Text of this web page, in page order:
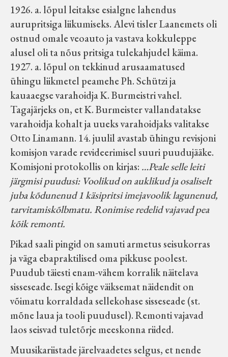
1926. a. lõpul leitakse esialgne lahendus
aurupritsiga liikumiseks. Alevi tisler Laanemets oli
ostnud omale veoauto ja vastava kokkuleppe
alusel oli ta nõus pritsiga tulekahjudel käima.
1927. a. lõpul on tekkinud arusaamatused
ühingu liikmetel peamehe Ph. Schützi ja
kauaaegse varahoidja K. Burmeistri vahel.
Tagajärjeks on, et K. Burmeister vallandatakse
varahoidja kohalt ja uueks varahoidjaks valitakse
Otto Linamann. 14. juulil avastab ühingu revisjoni
komisjon varade revideerimisel suuri puudujääke.
Komisjoni protokollis on kirjas: …Peale selle leiti
järgmisi puudusi: Voolikud on auklikud ja osaliselt
juba kõdunenud 1 käsipritsi imejavoolik lagunenud,
tarvitamiskõlbmatu. Ronimise redelid vajavad pea
kõik remonti.
Pikad saali pingid on samuti armetus seisukorras
ja väga ebapraktilised oma pikkuse poolest.
Puudub täiesti enam-vähem korralik näitelava
sisseseade. Isegi kõige väiksemat näidendit on
võimatu korraldada sellekohase sisseseade (st.
mõne laua ja tooli puudusel). Remonti vajavad
laos seisvad tuletõrje meeskonna riided.
Muusikariistade järelvaadetes selgus, et nende